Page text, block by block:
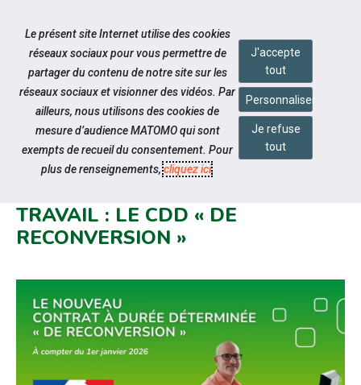
Aller au contenu
Notre actualité
UN NOUVEAU MOTIF DE CDD
TRAVAIL : LE CDD « DE
RECONVERSION »
Le présent site Internet utilise des cookies
réseaux sociaux pour vous permettre de
partager du contenu de notre site sur les
réseaux sociaux et visionner des vidéos. Par
ailleurs, nous utilisons des cookies de
mesure d’audience MATOMO qui sont
exempts de recueil du consentement. Pour
plus de renseignements,cliquez ici.
J'accepte
tout
Personnaliser
Je refuse
tout